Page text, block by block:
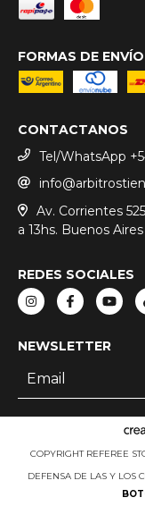
FORMAS DE ENVÍO
CONTACTANOS
Tel/WhatsApp
Av. Corrientes
a 13hs. Buenos Aires
REDES SOCIALES
NEWSLETTER
COPYRIGHT REFEREE
DEFENSA DE LAS Y LOS